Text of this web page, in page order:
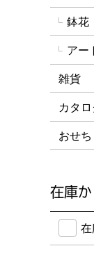
鉢花
アー
雑貨
カタロ
おせ
在庫
在庫の
在